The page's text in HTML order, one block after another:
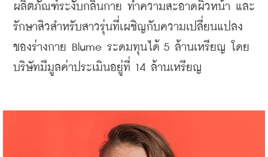
ผลิตภัณฑ์ระงับกลิ่นกาย ทำความสะอาดผิวหน้า และ
รักษาสิวสำหรับสาวรุ่นที่เผชิญกับความเปลี่ยนแปลง
ของร่างกาย Blume ระดมทุนได้ 5 ล้านเหรียญ โดย
บริษัทมีมูลค่าประเมินอยู่ที่ 14 ล้านเหรียญ